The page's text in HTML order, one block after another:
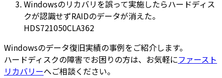
Windowsのリカバリを誤って実施したらハードディス
クが認識せずRAIDのデータが消えた。
HDS721050CLA362
Windowsのデータ復旧実績の事例をご紹介します。
ハードディスクの障害でお困りの方は、お気軽にファースト
リカバリーへご相談ください。